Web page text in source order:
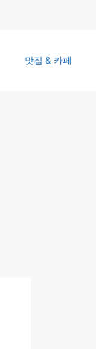
맛집 & 카페